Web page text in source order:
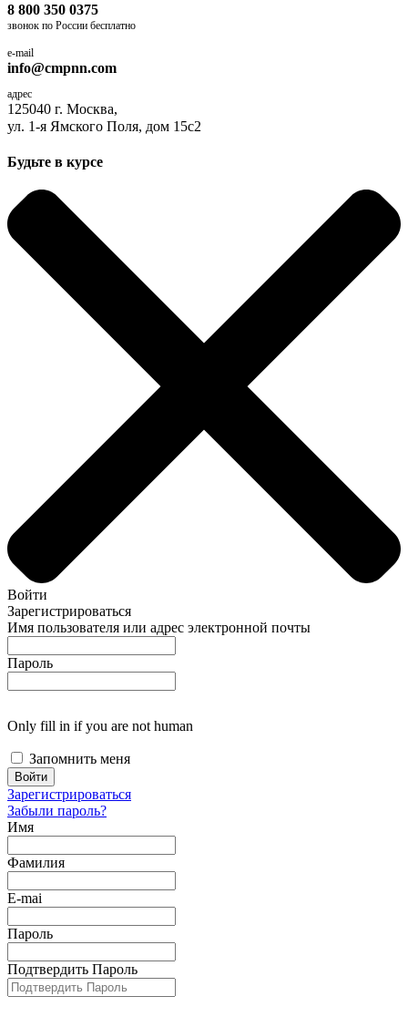
8 800 350 0375
звонок по России бесплатно
e-mail
info@cmpnn.com
адрес
125040 г. Москва,
ул. 1-я Ямского Поля, дом 15с2
Будьте в курсе
Войти
Зарегистрироваться
Имя пользователя или адрес электронной почты
Пароль
Only fill in if you are not human
Запомнить меня
Зарегистрироваться
Забыли пароль?
Имя
Фамилия
E-mai
Пароль
Подтвердить Пароль